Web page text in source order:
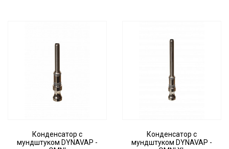
Конденсатор с
мундштуком DYNAVAP -
Конденсатор с
мундштуком DYNAVAP -